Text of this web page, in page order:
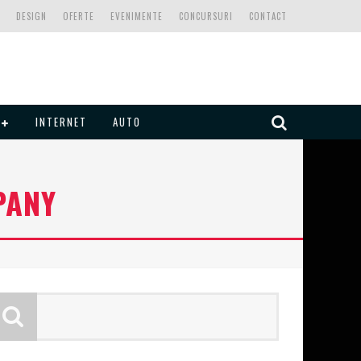
CONTACT
CONCURSURI
EVENIMENTE
OFERTE
DESIGN
INTERNET AUTO